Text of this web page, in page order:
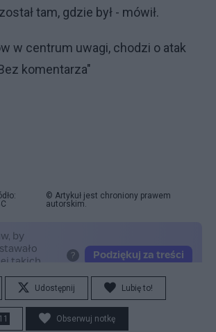
tam, gdzie był - mówił.
w centrum uwagi, chodzi o atak
komentarza"
© Artykuł jest chroniony prawem
autorskim.
Udostępnij Lubię to!
11 Obserwuj notkę